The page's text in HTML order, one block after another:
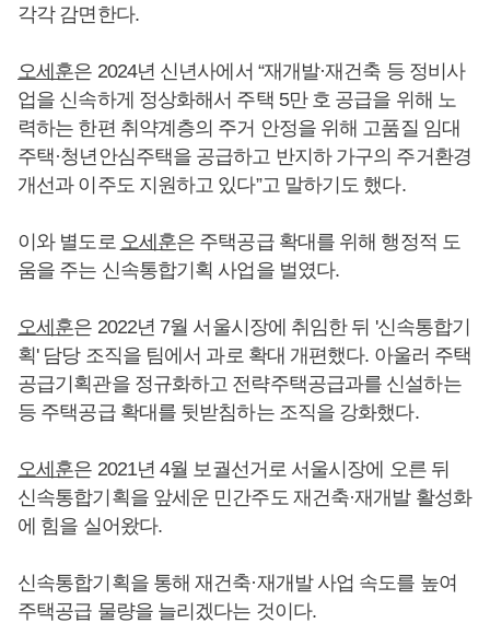
각각 감면한다.
오세훈은 2024년 신년사에서 “재개발·재건축 등 정비사
업을 신속하게 정상화해서 주택 5만 호 공급을 위해 노
력하는 한편 취약계층의 주거 안정을 위해 고품질 임대
주택·청년안심주택을 공급하고 반지하 가구의 주거환경
개선과 이주도 지원하고 있다”고 말하기도 했다.
이와 별도로 오세훈은 주택공급 확대를 위해 행정적 도
움을 주는 신속통합기획 사업을 벌였다.
오세훈은 2022년 7월 서울시장에 취임한 뒤 '신속통합기
획' 담당 조직을 팀에서 과로 확대 개편했다. 아울러 주택
공급기획관을 정규화하고 전략주택공급과를 신설하는
등 주택공급 확대를 뒷받침하는 조직을 강화했다.
오세훈은 2021년 4월 보궐선거로 서울시장에 오른 뒤
신속통합기획을 앞세운 민간주도 재건축·재개발 활성화
에 힘을 실어왔다.
신속통합기획을 통해 재건축·재개발 사업 속도를 높여
주택공급 물량을 늘리겠다는 것이다.